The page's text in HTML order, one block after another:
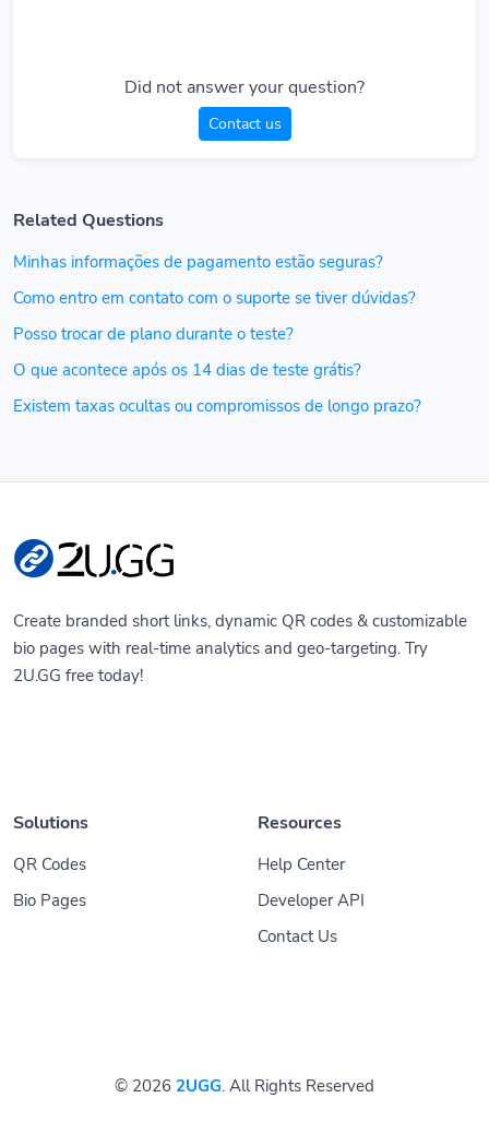
Did not answer your question?
Contact us
Related Questions
Minhas informações de pagamento estão seguras?
Como entro em contato com o suporte se tiver dúvidas?
Posso trocar de plano durante o teste?
O que acontece após os 14 dias de teste grátis?
Existem taxas ocultas ou compromissos de longo prazo?
Create branded short links, dynamic QR codes & customizable
bio pages with real-time analytics and geo-targeting. Try
2U.GG free today!
Solutions
QR Codes
Bio Pages
Resources
Help Center
Developer API
Contact Us
© 2026 2UGG. All Rights Reserved